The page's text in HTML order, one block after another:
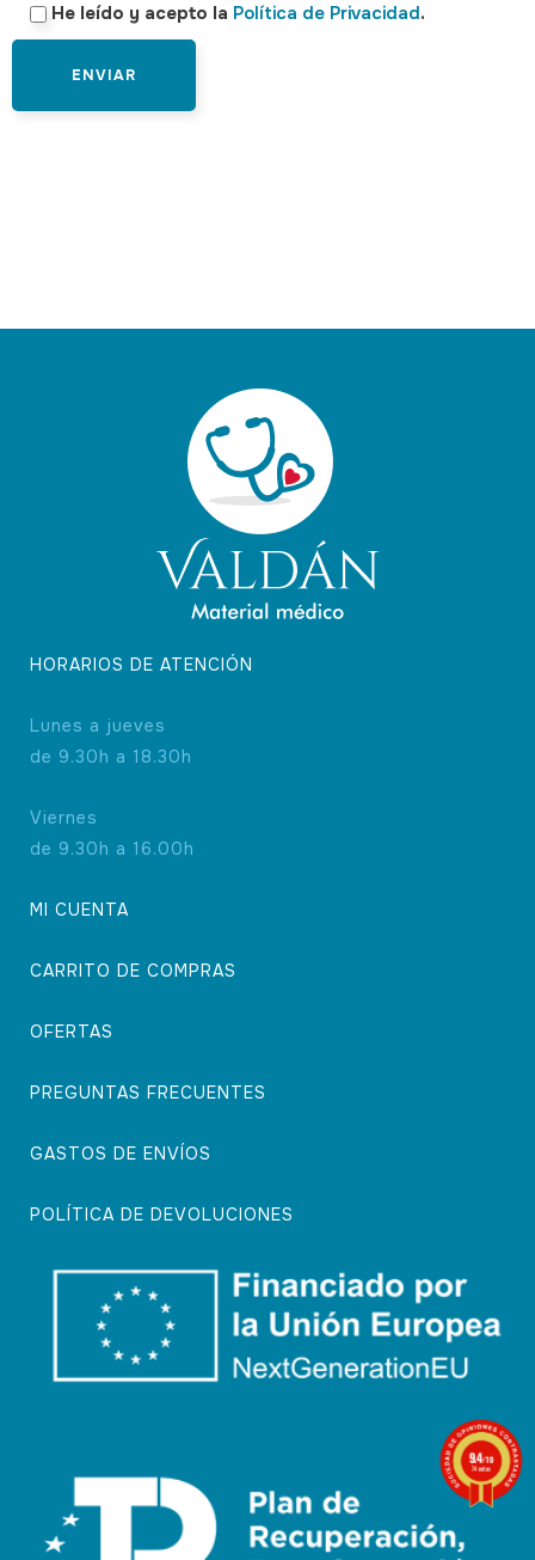
He leído y acepto la Política de Privacidad.
HORARIOS DE ATENCIÓN
Lunes a jueves
de 9.30h a 18.30h
Viernes
de 9.30h a 16.00h
MI CUENTA
CARRITO DE COMPRAS
OFERTAS
PREGUNTAS FRECUENTES
GASTOS DE ENVÍOS
POLÍTICA DE DEVOLUCIONES
9.4/10
74 notas